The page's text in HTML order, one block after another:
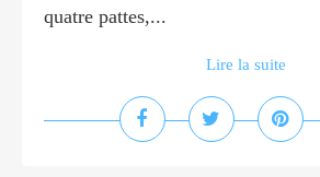
quatre pattes,...
Lire la suite